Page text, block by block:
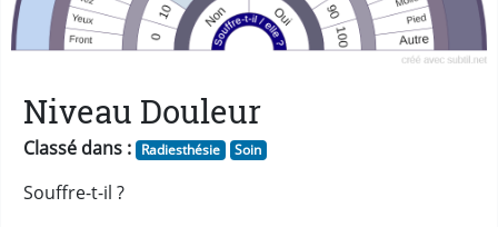
Niveau Douleur
Classé dans : Radiesthésie Soin
Souffre-t-il ?